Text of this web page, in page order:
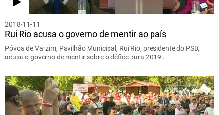
2018-11-11
Rui Rio acusa o governo de mentir ao país
Póvoa de Varzim, Pavilhão Municipal, Rui Rio, presidente do PSD,
acusa o governo de mentir sobre o défice para 2019…